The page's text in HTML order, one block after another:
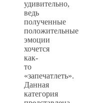
удивительно,
ведь
полученные
положительные
эмоции
хочется
как-
то
«запечатлеть».
Данная
категория